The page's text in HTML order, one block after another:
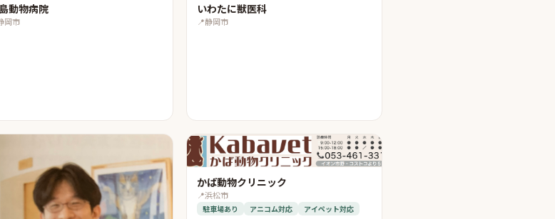
動物病院
岡市
いわたに獣医科
📍静岡市
かば動物クリニック
📍浜松市
駐車場あり アニコム対応 アイペット対応